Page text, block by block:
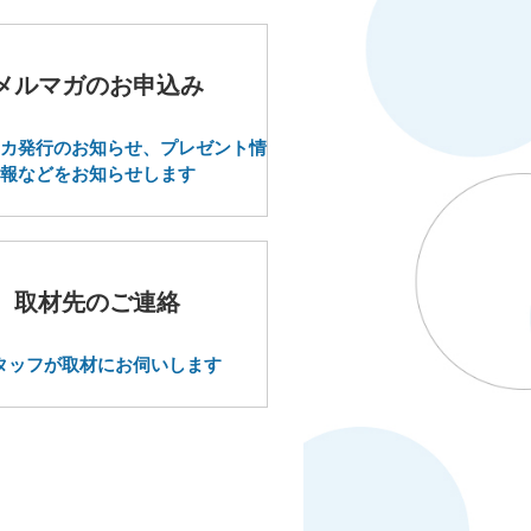
ルマガのお申込み
発行のお知らせ、プレゼント情
報などをお知らせします
取材先のご連絡
ッフが取材にお伺いします